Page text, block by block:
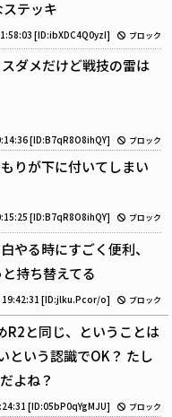
テッキ
[ID:ibXDC4Q0yzI] ブロック
ダメだけど戦技の雷は
[ID:B7qR8O8ihQY] ブロック
りが下に付いてしまい
[ID:B7qR8O8ihQY] ブロック
やる時にすごく便利、
持ち替えてる
[ID:jlku.Pcor/o] ブロック
R2と同じ、ということは
という認識でOK？ たし
よね？
[ID:05bP0qYgMJU] ブロック